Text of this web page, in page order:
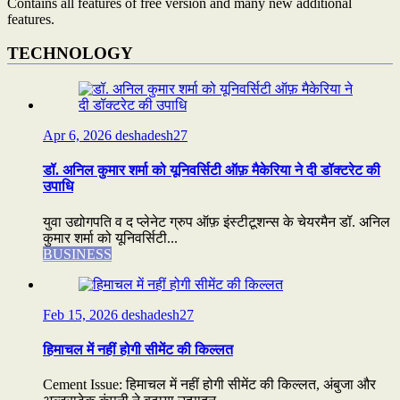
features.
TECHNOLOGY
Apr 6, 2026 deshadesh27
डॉ. अनिल कुमार शर्मा को यूनिवर्सिटी ऑफ़ मैकेरिया ने दी डॉक्टरेट की
उपाधि
युवा उद्योगपति व द प्लेनेट ग्रुप ऑफ़ इंस्टीटूशन्स के चेयरमैन डॉ. अनिल
कुमार शर्मा को यूनिवर्सिटी...
BUSINESS
Feb 15, 2026 deshadesh27
हिमाचल में नहीं होगी सीमेंट की किल्लत
Cement Issue: हिमाचल में नहीं होगी सीमेंट की किल्लत, अंबुजा और